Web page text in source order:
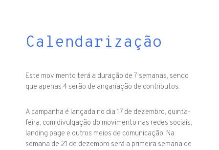
Calendarização
Este movimento terá a duração de 7 semanas, sendo
que apenas 4 serão de angariação de contributos.
A campanha é lançada no dia 17 de dezembro, quinta-
feira, com divulgação do movimento nas redes sociais,
landing page e outros meios de comunicação. Na
semana de 21 de dezembro será a primeira semana de